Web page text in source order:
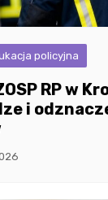
policyjna
RP w
i